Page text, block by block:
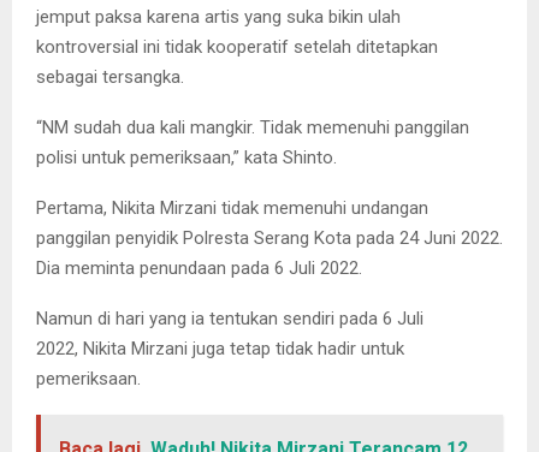
jemput paksa karena artis yang suka bikin ulah
kontroversial ini tidak kooperatif setelah ditetapkan
sebagai tersangka.
“NM sudah dua kali mangkir. Tidak memenuhi panggilan
polisi untuk pemeriksaan,” kata Shinto.
Pertama, Nikita Mirzani tidak memenuhi undangan
panggilan penyidik Polresta Serang Kota pada 24 Juni 2022.
Dia meminta penundaan pada 6 Juli 2022.
Namun di hari yang ia tentukan sendiri pada 6 Juli
2022, Nikita Mirzani juga tetap tidak hadir untuk
pemeriksaan.